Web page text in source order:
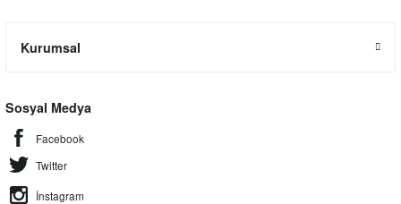
Kurumsal
Sosyal Medya
Facebook
Twitter
İnstagram